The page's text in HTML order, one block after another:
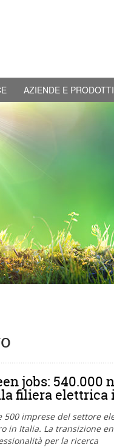
AZIENDE E PRODOTTI
jobs: 540.000
filiera elettrica
500 imprese del settore
in Italia. La transizione
per la ricerca